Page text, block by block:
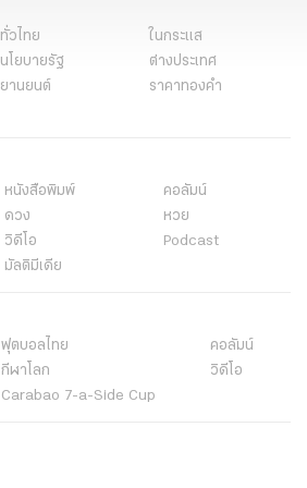
ทั่วไทย
ในกระแส
นโยบายรัฐ
ต่างประเทศ
ยานยนต์
ราคาทองคำ
หนังสือพิมพ์
คอลัมน์
ดวง
หวย
วิดีโอ
Podcast
มัลติมีเดีย
ฟุตบอลไทย
คอลัมน์
กีฬาโลก
วิดีโอ
Carabao 7-a-Side Cup